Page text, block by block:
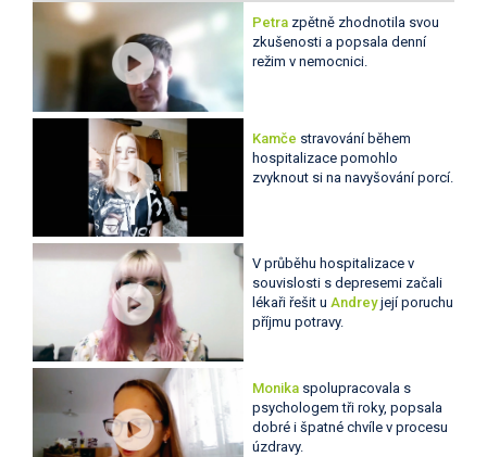
Petra zpětně zhodnotila svou
zkušenosti a popsala denní
režim v nemocnici.
Kamče stravování během
hospitalizace pomohlo
zvyknout si na navyšování porcí.
V průběhu hospitalizace v
souvislosti s depresemi začali
lékaři řešit u Andreyjejí poruchu
příjmu potravy.
Monika spolupracovala s
psychologem tři roky, popsala
dobré i špatné chvíle v procesu
úzdravy.